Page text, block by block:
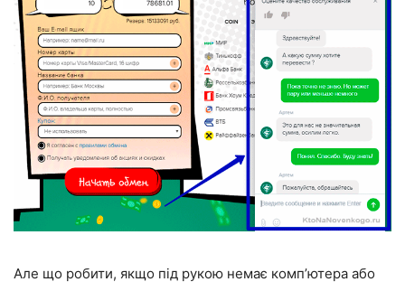
Але що робити, якщо під рукою немає комп’ютера або